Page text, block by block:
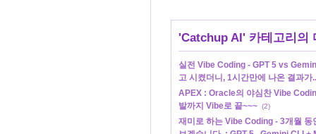
'Catchup AI ' 카테고리의
실전 Vibe Coding - GPT 5 vs
고 시켰더니, 1시간만에 나온 결과가
APEX : Oracle의 야심찬 Vibe
발까지 Vibe로 끝~~~ (2)
재미로 하는 Vibe Coding - 3개월